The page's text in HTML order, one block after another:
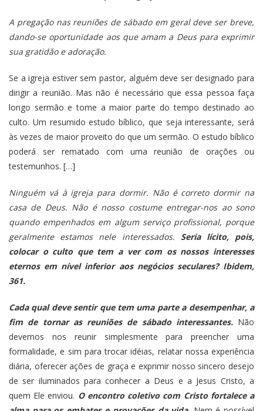
A pregação nas reuniões de sábado em geral deve ser breve,
dando-se oportunidade aos que amam a Deus para exprimir
sua gratidão e adoração.
Se a igreja estiver sem pastor, alguém deve ser designado para
dirigir a reunião. Mas não é necessário que essa pessoa faça
longo sermão e tome a maior parte do tempo destinado ao
culto. Um resumido estudo bíblico, que seja interessante, será
às vezes de maior proveito do que um sermão. O estudo bíblico
poderá ser rematado com uma reunião de orações ou
testemunhos. […]
Ninguém vá à igreja para dormir. Não é correto dormir na
casa de Deus. Não é nosso costume entregar-nos ao sono
quando empenhados em algum serviço profissional, porque
geralmente estamos nele interessados. Seria lícito, pois,
colocar o culto que tem a ver com os nossos interesses
eternos em nível inferior aos negócios seculares? Ibidem,
361.
Cada qual deve sentir que tem uma parte a desempenhar, a
fim de tornar as reuniões de sábado interessantes.Não
devemos nos reunir simplesmente para preencher uma
formalidade, e sim para trocar idéias, relatar nossa experiência
diária, oferecer ações de graça e exprimir nosso sincero desejo
de ser iluminados para conhecer a Deus e a Jesus Cristo, a
quem Ele enviou. O encontro coletivo com Cristo fortalece a